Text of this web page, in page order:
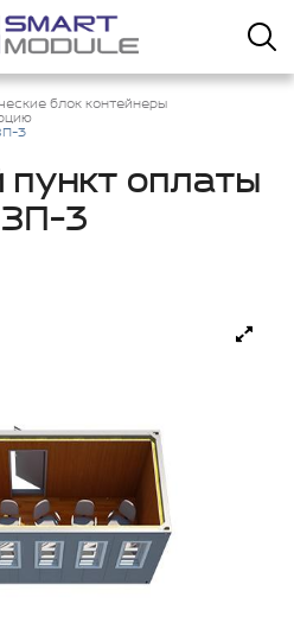
блок контейнеры
3
оплаты
3